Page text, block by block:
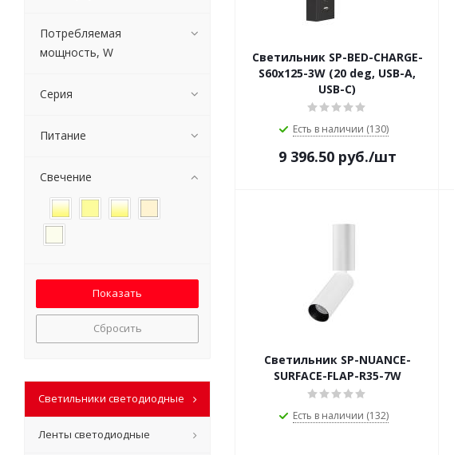
Светильник SP-BED-CHARGE-
S60x125-3W (20 deg, USB-A,
USB-C)
Есть в наличии (130)
9 396.50руб./шт
Светильник SP-NUANCE-
SURFACE-FLAP-R35-7W
Есть в наличии (132)
Потребляемая
мощность, W
Серия
Питание
Свечение
Сбросить
Светильники светодиодные
Ленты светодиодные